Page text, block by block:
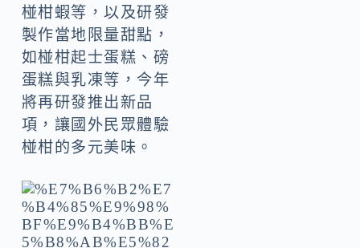
椪柑蝦等，以及研發
製作當地限量甜點，
如椪柑起士蛋糕、磅
蛋糕與乳凍等，今年
將再研發推出新品
項，讓國外民眾體驗
椪柑的多元美味。